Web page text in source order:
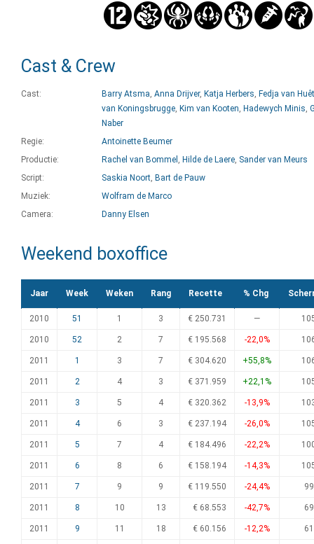
Cast & Crew
Cast: Barry Atsma, Anna Drijver, Katja Herbers, Fedja van Huêt
van Koningsbrugge, Kim van Kooten, Hadewych Minis,
Naber
Regie:
Antoinette Beumer
Productie:
Rachel van Bommel , Hilde de Laere, Sander van Meurs
Script:
Saskia Noort, Bart de Pauw
Muziek:
Wolfram de Marco
Camera:
Danny Elsen
Weekend boxoffice
Jaar Week Weken Rang Recette % Chg
2010 51 1 3 € 250.731 —
2010 52 2 7 € 195.568 -22,0%
2011 1 3 7 € 304.620 +55,8%
2011 2 4 3 € 371.959 +22,1%
2011 3 5 4 € 320.362 -13,9%
2011 4 6 3 € 237.194 -26,0%
2011 5 7 4 € 184.496 -22,2%
2011 6 8 6 € 158.194 -14,3%
2011 7 9 9 € 119.550 -24,4% 99
2011 8 10 13 € 68.553 -42,7% 69
2011 9 11 18 € 60.156 -12,2% 61